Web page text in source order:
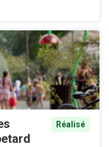
Réalisé